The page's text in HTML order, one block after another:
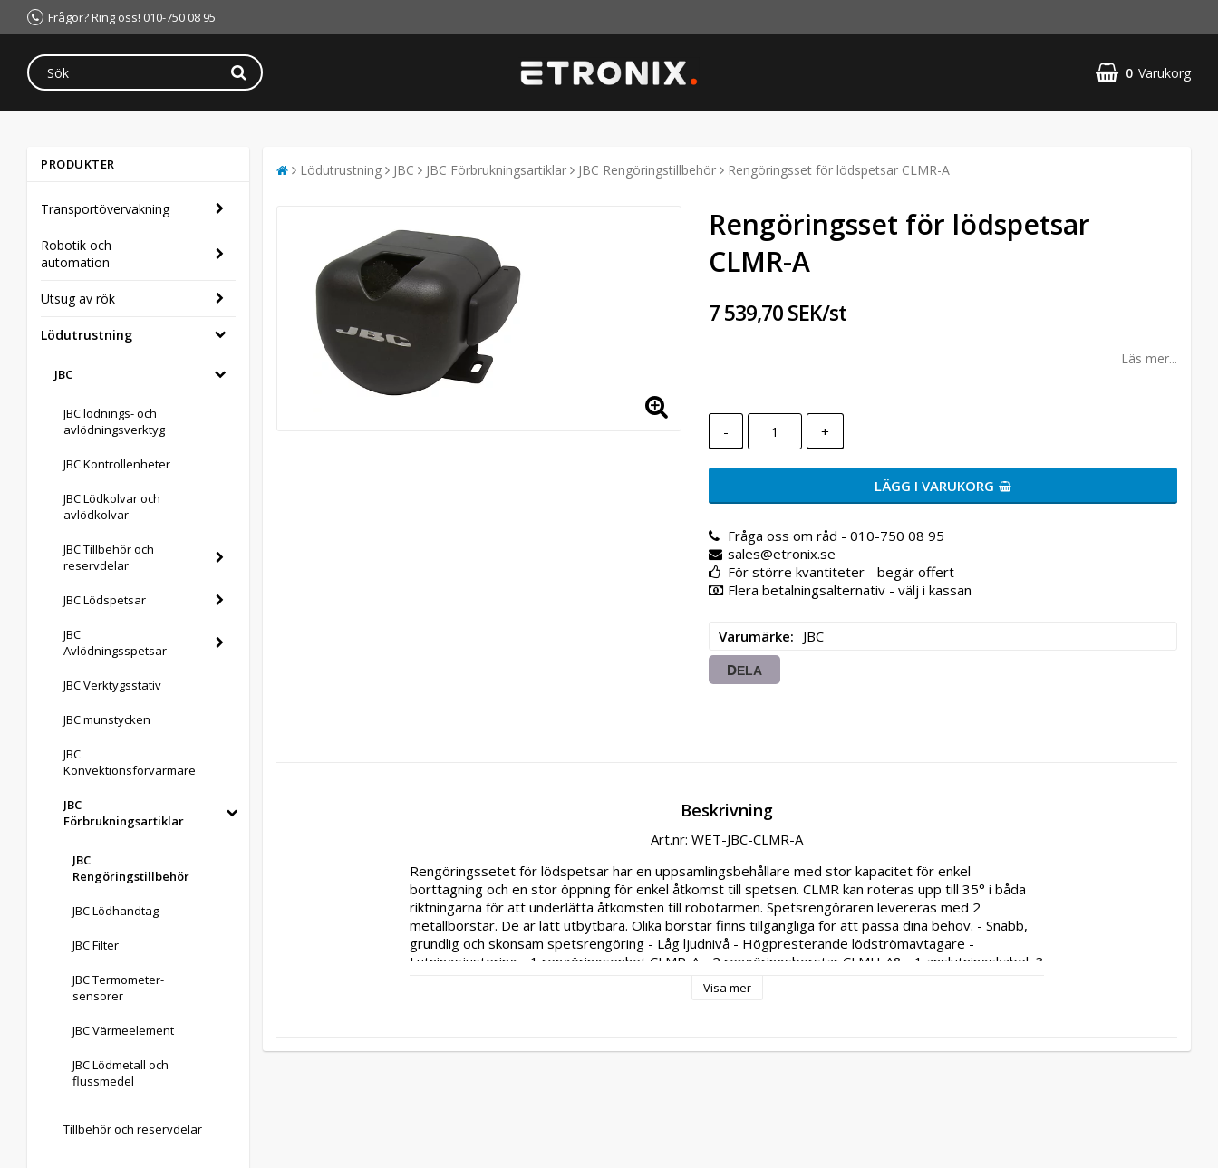
Frågor? Ring oss! 010-750 08 95
0 Varukorg
PRODUKTER
Transportövervakning
Robotik och
automation
Utsug av rök
Lödutrustning
JBC
JBC lödnings- och
avlödningsverktyg
JBC Kontrollenheter
JBC Lödkolvar och
avlödkolvar
JBC Tillbehör och
reservdelar
JBC Lödspetsar
JBC
Avlödningsspetsar
JBC Verktygsstativ
JBC munstycken
JBC
Konvektionsförvärmare
JBC
Förbrukningsartiklar
JBC
Rengöringstillbehör
JBC Lödhandtag
JBC Filter
JBC Termometer-
sensorer
JBC Värmeelement
JBC Lödmetall och
flussmedel
Tillbehör och reservdelar
Lödutrustning JBC JBC Förbrukningsartiklar JBC Rengöringstillbehör Rengöringsset för lödspetsar CLMR-A
Rengöringsset för lödspetsar
CLMR-A
7 539,70 SEK/st
Läs mer...
- +
LÄGG I VARUKORG
Fråga oss om råd - 010-750 08 95
sales@etronix.se
För större kvantiteter - begär offert
Flera betalningsalternativ - välj i kassan
Varumärke JBC
DELA
Beskrivning
Art.nr: WET-JBC-CLMR-A
Rengöringssetet för lödspetsar har en uppsamlingsbehållare med stor kapacitet för enkel
borttagning och en stor öppning för enkel åtkomst till spetsen. CLMR kan roteras upp till 35° i båda
riktningarna för att underlätta åtkomsten till robotarmen. Spetsrengöraren levereras med 2
metallborstar. De är lätt utbytbara. Olika borstar finns tillgängliga för att passa dina behov. - Snabb,
grundlig och skonsam spetsrengöring - Låg ljudnivå - Högpresterande lödströmavtagare -
Lutningsjustering - 1 rengöringsenhet CLMR-A - 2 rengöringsborstar CLMU-A8 - 1 anslutningskabel, 3
Visa mer